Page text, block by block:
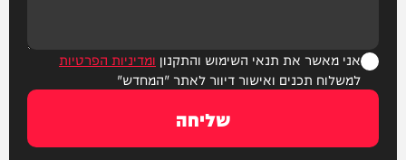
אני מאשר את תנאי השימוש והתקנון ומדיניות הפרטיות
למשלוח תכנים ואישור דיוור לאתר "המחדש"
שליחה